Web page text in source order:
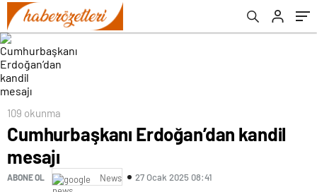
109 okunma
Cumhurbaşkanı Erdoğan’dan kandil
mesajı
ABONE OL News 27 Ocak 2025 08:41